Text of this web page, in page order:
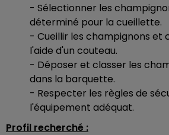
- Sélectionner les
déterminé pour la cueillette.
- Cueillir les champignons et
l'aide d'un couteau.
- Déposer et classer les
dans la barquette.
- Respecter les règles de
l'équipement adéquat.
Profil recherché :